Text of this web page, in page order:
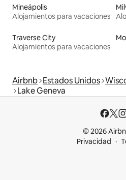
Mineápolis
Alojamientos para vacaciones
Traverse City
Alojamientos para vacaciones
Airbnb Estados Unidos
Lake Geneva
© 2026
Privacidad